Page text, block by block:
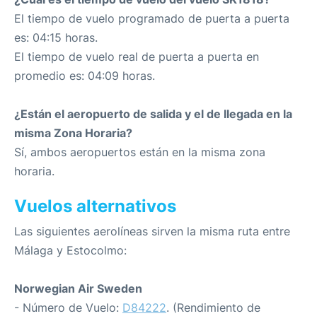
El tiempo de vuelo programado de puerta a puerta
es: 04:15 horas.
El tiempo de vuelo real de puerta a puerta en
promedio es: 04:09 horas.
¿Están el aeropuerto de salida y el de llegada en la
misma Zona Horaria?
Sí, ambos aeropuertos están en la misma zona
horaria.
Vuelos alternativos
Las siguientes aerolíneas sirven la misma ruta entre
Málaga y Estocolmo:
Norwegian Air Sweden
- Número de Vuelo: D84222. (Rendimiento de